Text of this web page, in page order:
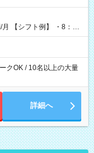
00
クOK / 10名以上の大量
詳細へ